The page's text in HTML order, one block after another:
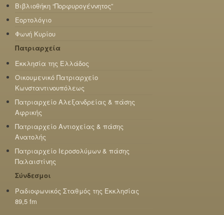
Βιβλιοθήκη “Πορφυρογέννητος”
Εορτολόγιο
Φωνή Κυρίου
Πατριαρχεία
Εκκλησία της Ελλάδος
Οικουμενικό Πατριαρχείο
Κωνσταντινουπόλεως
Πατριαρχείο Αλεξανδρείας & πάσης
Αφρικής
Πατριαρχείο Αντιοχείας & πάσης
Ανατολής
Πατριαρχείο Ιεροσολύμων & πάσης
Παλαιστίνης
Σύνδεσμοι
Ραδιοφωνικός Σταθμός της Εκκλησίας
89,5 fm